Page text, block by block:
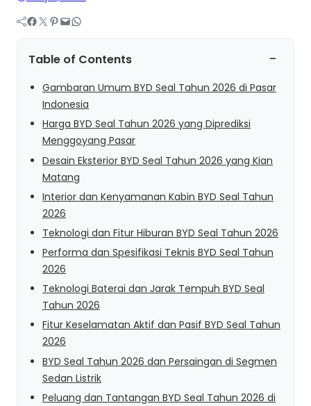
Facebook Twitter Pinterest Mail WhatsApp
Table of Contents −
Gambaran Umum BYD Seal Tahun 2026 di Pasar
Indonesia
Harga BYD Seal Tahun 2026 yang Diprediksi
Menggoyang Pasar
Desain Eksterior BYD Seal Tahun 2026 yang Kian
Matang
Interior dan Kenyamanan Kabin BYD Seal Tahun
2026
Teknologi dan Fitur Hiburan BYD Seal Tahun 2026
Performa dan Spesifikasi Teknis BYD Seal Tahun
2026
Teknologi Baterai dan Jarak Tempuh BYD Seal
Tahun 2026
Fitur Keselamatan Aktif dan Pasif BYD Seal Tahun
2026
BYD Seal Tahun 2026 dan Persaingan di Segmen
Sedan Listrik
Peluang dan Tantangan BYD Seal Tahun 2026 di